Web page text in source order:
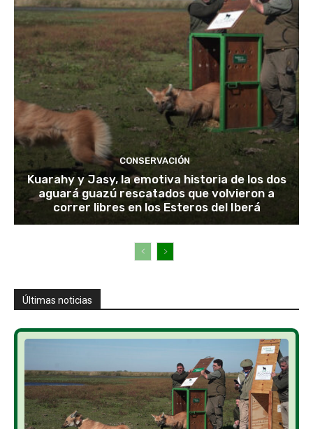
CONSERVACIÓN
Kuarahy y Jasy, la emotiva historia de los dos
aguará guazú rescatados que volvieron a
correr libres en los Esteros del Iberá
Últimas noticias